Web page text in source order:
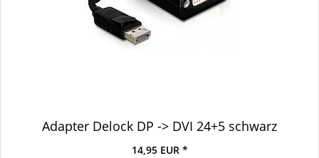
Adapter Delock DP -> DVI 24+5 schwarz
14,95 EUR *